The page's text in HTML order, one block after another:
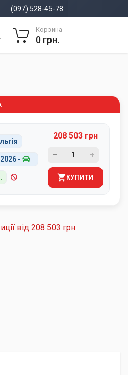
(097) 528-45-78
Корзина
0 грн.
-
208 503 грн
КУПИТИ
Ще 3 пропозиції від 208 503 грн